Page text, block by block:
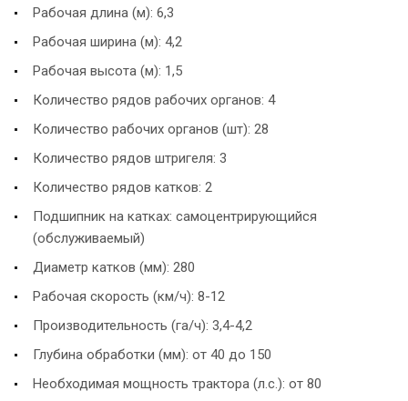
Рабочая длина (м): 6,3
Рабочая ширина (м): 4,2
Рабочая высота (м): 1,5
Количество рядов рабочих органов: 4
Количество рабочих органов (шт): 28
Количество рядов штригеля: 3
Количество рядов катков: 2
Подшипник на катках: самоцентрирующийся
(обслуживаемый)
Диаметр катков (мм): 280
Рабочая скорость (км/ч): 8-12
Производительность (га/ч): 3,4-4,2
Глубина обработки (мм): от 40 до 150
Необходимая мощность трактора (л.с.): от 80